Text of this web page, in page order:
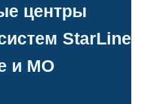
центры
StarLine
и МО